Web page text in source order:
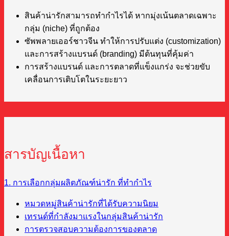
สินค้าน่ารักสามารถทำกำไรได้ หากมุ่งเน้นตลาดเฉพาะ
กลุ่ม (niche) ที่ถูกต้อง
ซัพพลายเออร์ชาวจีน ทำให้การปรับแต่ง (customization)
และการสร้างแบรนด์ (branding) มีต้นทุนที่คุ้มค่า
การสร้างแบรนด์ และการตลาดที่แข็งแกร่ง จะช่วยขับ
เคลื่อนการเติบโตในระยะยาว
สารบัญเนื้อหา
1. การเลือกกลุ่มผลิตภัณฑ์น่ารัก ที่ทำกำไร
หมวดหมู่สินค้าน่ารักที่ได้รับความนิยม
เทรนด์ที่กำลังมาแรงในกลุ่มสินค้าน่ารัก
การตรวจสอบความต้องการของตลาด